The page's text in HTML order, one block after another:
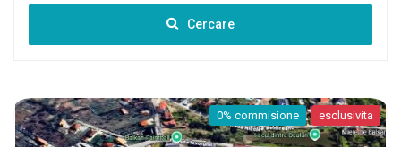
Cercare
0% commisione